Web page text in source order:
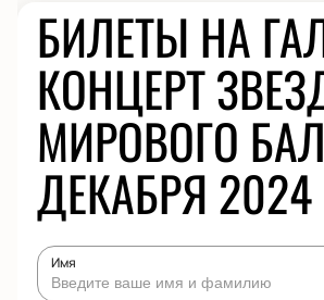
БИЛЕТЫ НА
КОНЦЕРТ
МИРОВОГО
ДЕКАБРЯ 2024
Имя